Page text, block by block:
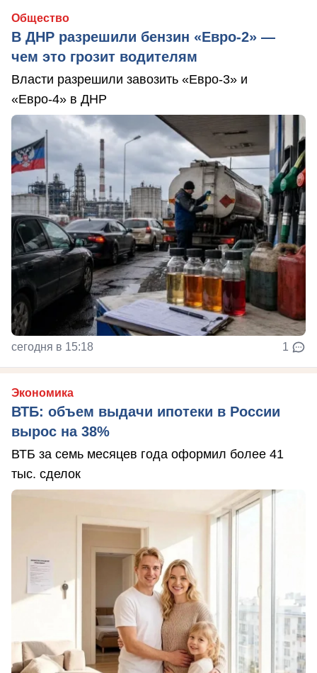
Общество
В ДНР разрешили бензин «Евро-2» —
чем это грозит водителям
Власти разрешили завозить «Евро-3» и
«Евро-4» в ДНР
сегодня в 15:18 1
Экономика
ВТБ: объем выдачи ипотеки в России
вырос на 38%
ВТБ за семь месяцев года оформил более 41
тыс. сделок